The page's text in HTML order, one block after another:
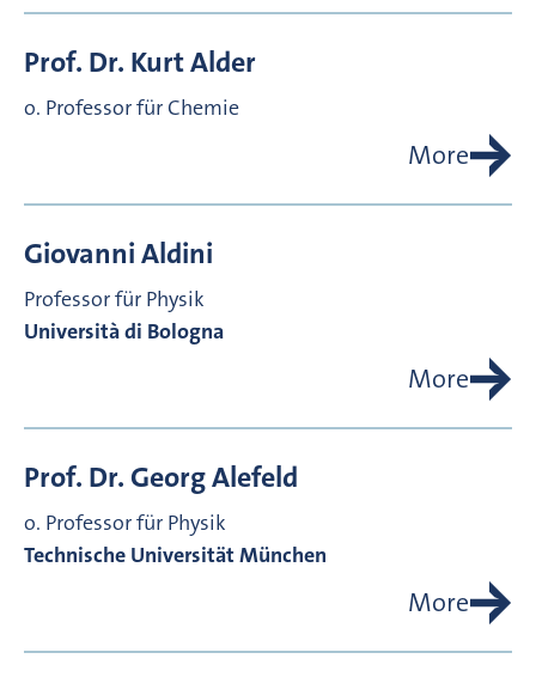
Prof. Dr. KurtAlder
o. Professor für Chemie
More
GiovanniAldini
Professor für Physik
Università di Bologna
More
Prof. Dr.GeorgAlefeld
o. Professor für Physik
Technische Universität München
More